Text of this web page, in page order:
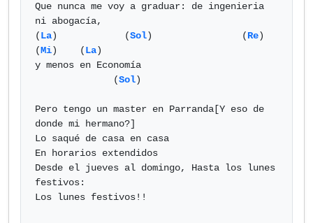
Que nunca me voy a graduar: de ingenieria
ni abogacía,
(La)            (Sol)                (Re)
(Mi)    (La)
y menos en Economía
              (
Sol)
Pero tengo un master en Parranda[Y eso de
donde mi hermano?]
Lo saqué de casa en casa
En horarios extendidos
Desde el jueves al domingo, Hasta los lunes
festivos:
Los lunes festivos!!